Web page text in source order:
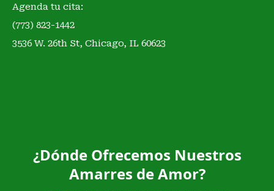
Agenda tu cita:
(773) 823-1442
3536 W. 26th St, Chicago, IL 60623
¿Dónde Ofrecemos Nuestros
Amarres de Amor?